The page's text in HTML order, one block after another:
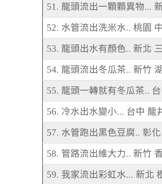
51. 龍頭流出一顆顆異物...
52. 水管流出洗米水.. 桃園
53. 龍頭出水有顏色.. 新北
54. 龍頭流出冬瓜茶.. 新竹
55. 龍頭一轉就有冬瓜茶..
56. 冷水出水變小... 台中 龍
57. 水管跑出黑色豆腐.. 彰
58. 管路流出維大力.. 新竹
59. 我家流出彩虹水... 新北